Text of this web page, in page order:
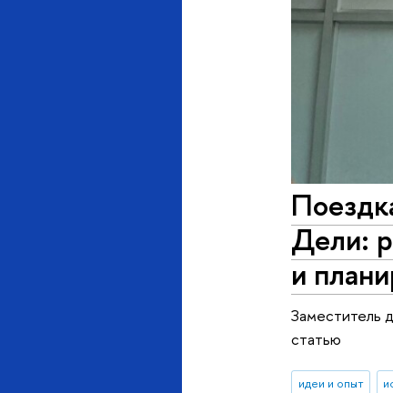
Дели:
и
Заместитель
статью
идеи и опыт